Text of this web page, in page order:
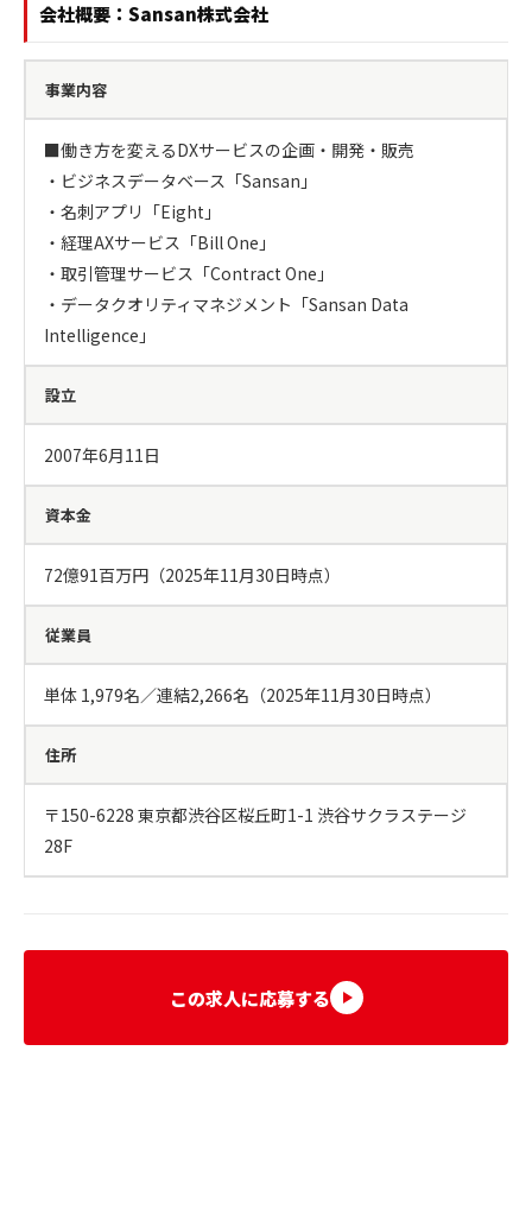
会社概要：Sansan株式会社
事業内容
■働き方を変えるDXサービスの企画・開発・販売
・ビジネスデータベース「Sansan」
・名刺アプリ「Eight」
・経理AXサービス「Bill One」
・取引管理サービス「Contract One」
・データクオリティマネジメント「Sansan Data
Intelligence」
設立
2007年6月11日
資本金
72億91百万円（2025年11月30日時点）
従業員
単体 1,979名／連結2,266名（2025年11月30日時点）
住所
〒150-6228 東京都渋谷区桜丘町1-1 渋谷サクラステージ
28F
この求人に応募する